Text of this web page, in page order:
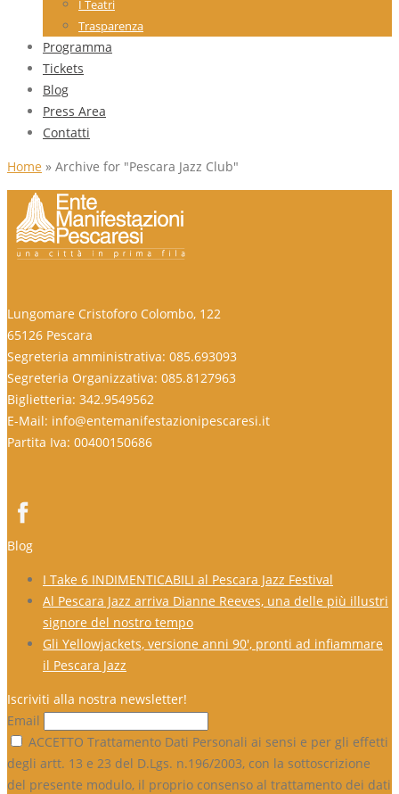
I Teatri
Trasparenza
Programma
Tickets
Blog
Press Area
Contatti
Home » Archive for "Pescara Jazz Club"
Lungomare Cristoforo Colombo, 122
65126 Pescara
Segreteria amministrativa: 085.693093
Segreteria Organizzativa: 085.8127963
Biglietteria: 342.9549562
E-Mail: info@entemanifestazionipescaresi.it
Partita Iva: 00400150686
Blog
I Take 6 INDIMENTICABILI al Pescara Jazz Festival
Al Pescara Jazz arriva Dianne Reeves, una delle più illustri
signore del nostro tempo
Gli Yellowjackets, versione anni 90′, pronti ad infiammare
il Pescara Jazz
Iscriviti alla nostra newsletter!
Email
ACCETTO Trattamento Dati Personali ai sensi e per gli effetti
degli artt. 13 e 23 del D.Lgs. n.196/2003, con la sottoscrizione
del presente modulo, il proprio consenso al trattamento dei dati